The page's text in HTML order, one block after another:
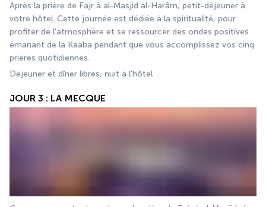
Après la prière de Fajr à al-Masjid al-Harâm, petit-déjeuner à
votre hôtel. Cette journée est dédiée à la spiritualité, pour
profiter de l'atmosphère et se ressourcer des ondes positives
émanant de la Kaaba pendant que vous accomplissez vos cinq
prières quotidiennes.
Déjeuner et dîner libres, nuit à l'hôtel
JOUR 3 : LA MECQUE